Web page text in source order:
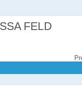
FELD